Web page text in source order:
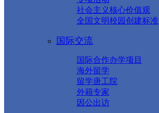
社会主义核心价值观
全国文明校园创建标准
国际交流
国际合作办学项目
海外留学
留学唐工院
外籍专家
因公出访